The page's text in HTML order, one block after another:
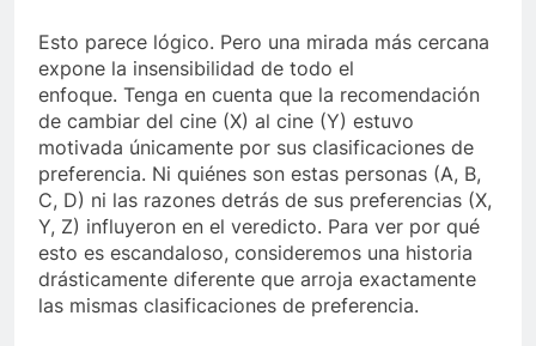
Esto parece lógico. Pero una mirada más cercana
expone la insensibilidad de todo el
enfoque. Tenga en cuenta que la recomendación
de cambiar del cine (X) al cine (Y) estuvo
motivada únicamente por sus clasificaciones de
preferencia. Ni quiénes son estas personas (A, B,
C, D) ni las razones detrás de sus preferencias (X,
Y, Z) influyeron en el veredicto. Para ver por qué
esto es escandaloso, consideremos una historia
drásticamente diferente que arroja exactamente
las mismas clasificaciones de preferencia.